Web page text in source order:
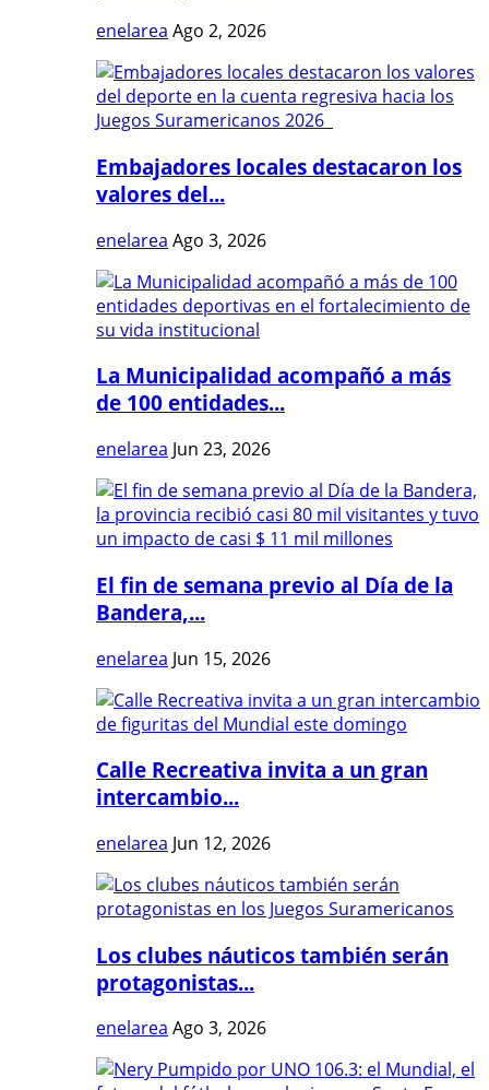
enelarea Ago 2, 2026
Embajadores locales destacaron los
valores del...
enelarea Ago 3, 2026
La Municipalidad acompañó a más
de 100 entidades...
enelarea Jun 23, 2026
El fin de semana previo al Día de la
Bandera,...
enelarea Jun 15, 2026
Calle Recreativa invita a un gran
intercambio...
enelarea Jun 12, 2026
Los clubes náuticos también serán
protagonistas...
enelarea Ago 3, 2026